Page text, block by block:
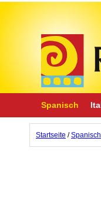
Spanisch
Startseite /Spanisch